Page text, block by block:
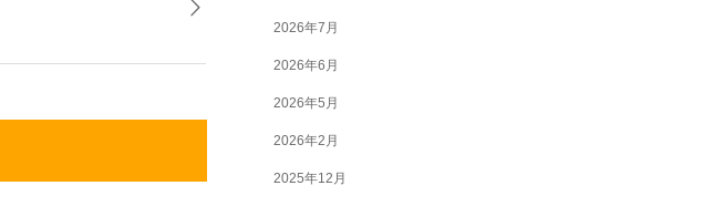
2026年7月
2026年6月
2026年5月
2026年2月
2025年12月